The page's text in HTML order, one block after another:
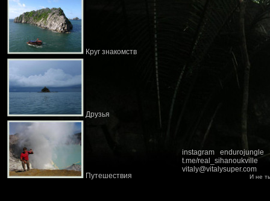
Круг знакомств
Друзья
Путешествия
instagram endurojungle
t.me/real_sihanoukville
vitaly@vitalysuper.com
И не